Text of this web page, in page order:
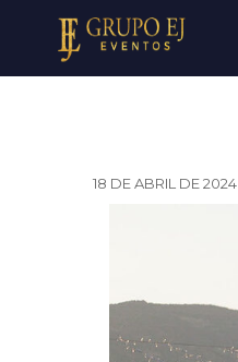
18 DE ABRIL DE 2024